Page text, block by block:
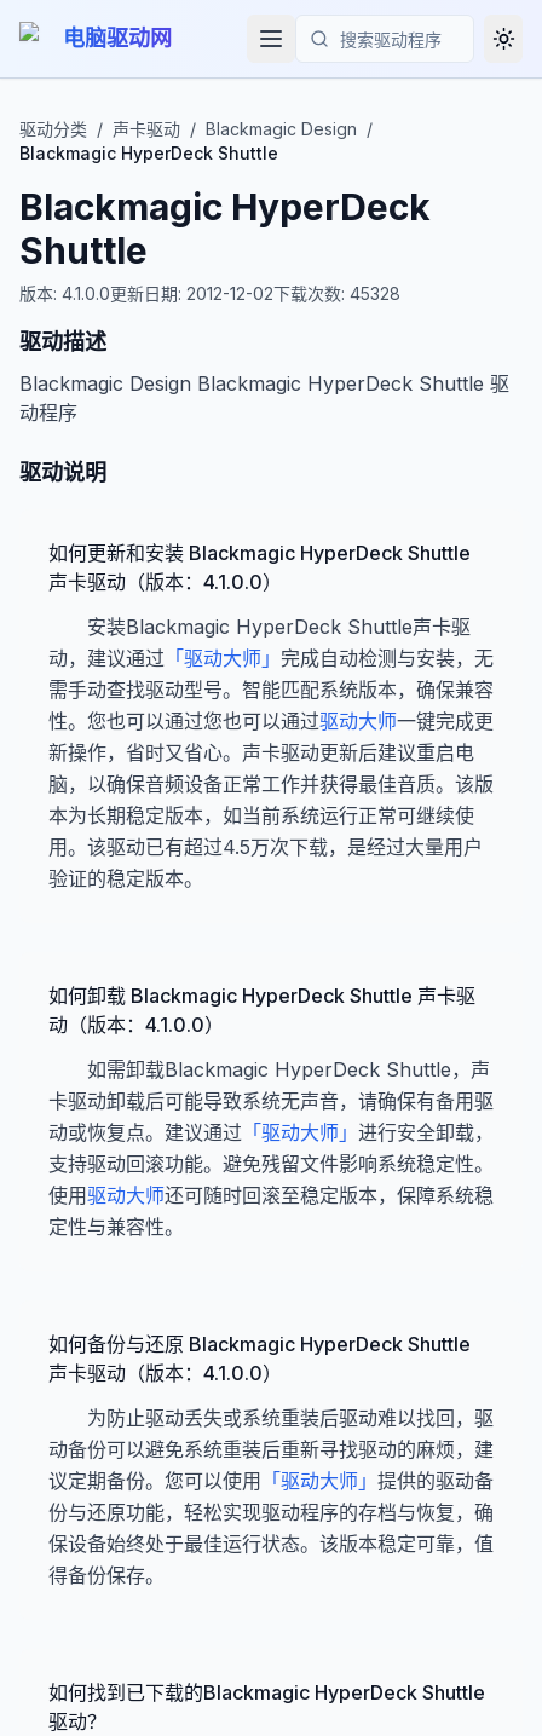
电脑驱动网
搜索
驱动分类 / 声卡驱动 / Blackmagic Design /
Blackmagic HyperDeck Shuttle
Blackmagic HyperDeck
Shuttle
版本: 4.1.0.0更新日期: 2012-12-02下载次数: 45328
驱动描述
Blackmagic Design Blackmagic HyperDeck Shuttle 驱
动程序
驱动说明
如何更新和安装 Blackmagic HyperDeck Shuttle
声卡驱动（版本：4.1.0.0）
安装Blackmagic HyperDeck Shuttle声卡驱
动，建议通过 「驱动大师」 完成自动检测与安装，无
需手动查找驱动型号。智能匹配系统版本，确保兼容
性。您也可以通过您也可以通过驱动大师一键完成更
新操作，省时又省心。声卡驱动更新后建议重启电
脑，以确保音频设备正常工作并获得最佳音质。该版
本为长期稳定版本，如当前系统运行正常可继续使
用。该驱动已有超过4.5万次下载，是经过大量用户
验证的稳定版本。
如何卸载 Blackmagic HyperDeck Shuttle 声卡驱
动（版本：4.1.0.0）
如需卸载Blackmagic HyperDeck Shuttle，声
卡驱动卸载后可能导致系统无声音，请确保有备用驱
动或恢复点。建议通过 「驱动大师」 进行安全卸载，
支持驱动回滚功能。避免残留文件影响系统稳定性。
使用驱动大师还可随时回滚至稳定版本，保障系统稳
定性与兼容性。
如何备份与还原 Blackmagic HyperDeck Shuttle
声卡驱动（版本：4.1.0.0）
为防止驱动丢失或系统重装后驱动难以找回，驱
动备份可以避免系统重装后重新寻找驱动的麻烦，建
议定期备份。您可以使用
「驱动大师」 提供的驱动备
份与还原功能，轻松实现驱动程序的存档与恢复，确
保设备始终处于最佳运行状态。该版本稳定可靠，值
得备份保存。
如何找到已下载的Blackmagic HyperDeck Shuttle
驱动？